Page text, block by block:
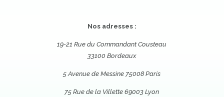
Nos adresses :
19-21 Rue du Commandant Cousteau
33100 Bordeaux
5 Avenue de Messine 75008 Paris
75 Rue de la Villette 69003 Lyon